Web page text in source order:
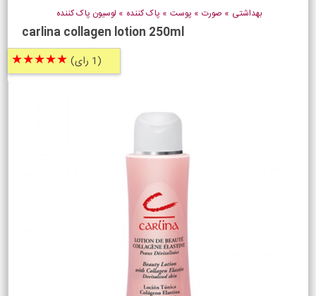
بهداشتی » صورت » پوست » پاک کننده » لوسیون پاک کننده
carlina collagen lotion 250ml
(1 رای) ★★★★★